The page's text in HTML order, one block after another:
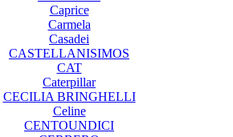
Caprice
Carmela
Casadei
CASTELLANISIMOS
CAT
Caterpillar
CECILIA BRINGHELLI
Celine
CENTOUNDICI